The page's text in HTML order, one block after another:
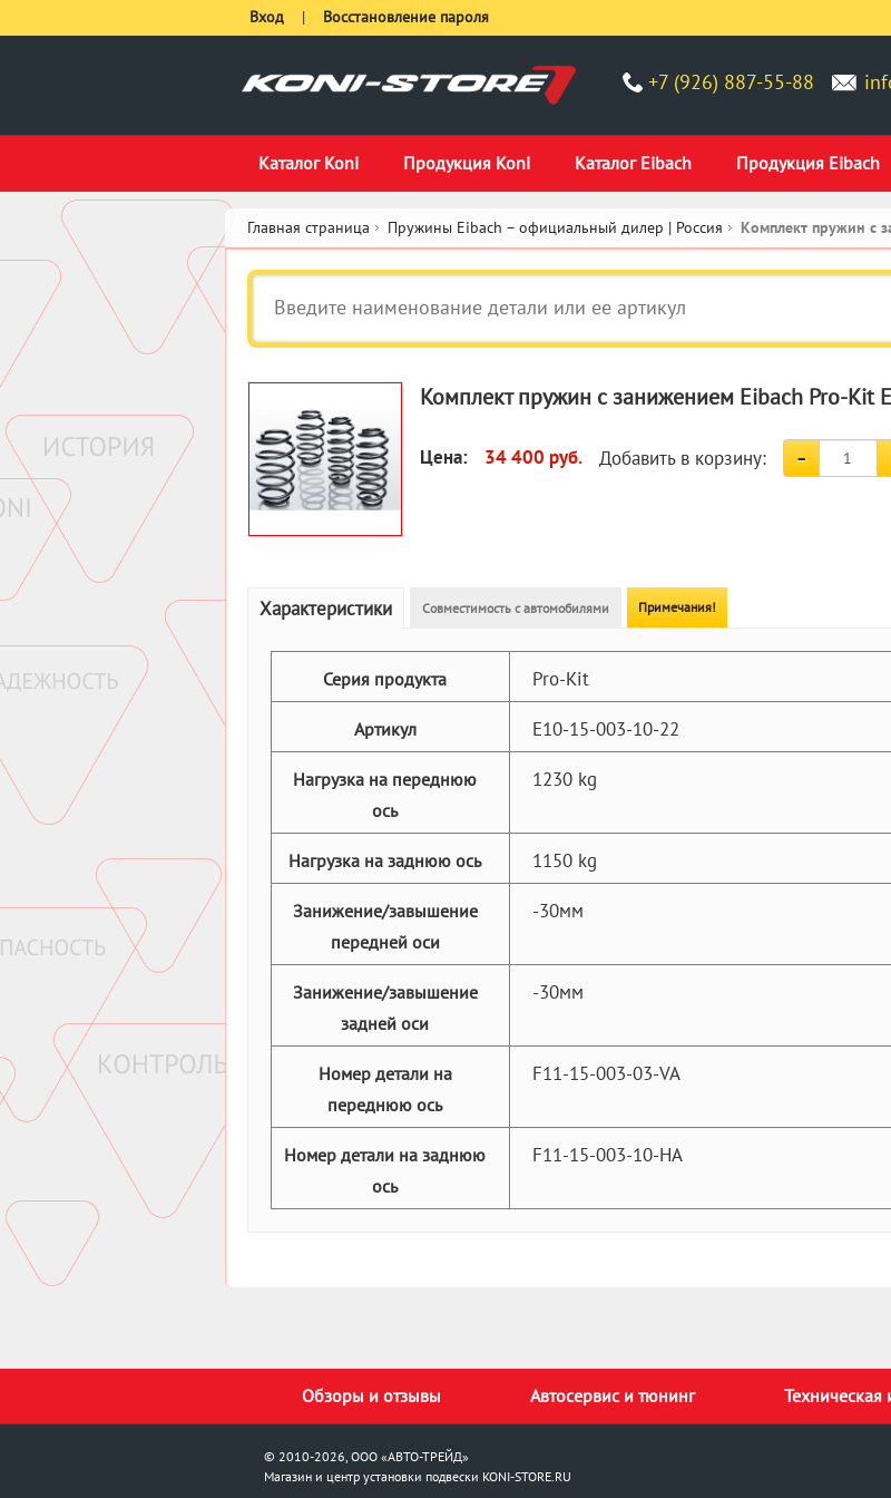
+7 (926) 887-55-88
Каталог Koni Продукция Koni Каталог Eibach Продукция Eibach
Вход | Восстановление пароля
Главная страница Пружины Eibach – официальный дилер | Россия Комплект пружин с
Комплект пружин с занижением Eibach Pro-Kit
Цена: 34 400 руб. Добавить в корзину:
Характеристики Совместимость с автомобилями Примечания!
Серия продукта Pro-Kit
Артикул E10-15-003-10-22
Нагрузка на переднюю
ось
1230 kg
Нагрузка на заднюю ось 1150 kg
Занижение/завышение
передней оси
-30мм
Занижение/завышение
задней оси
-30мм
Номер детали на
переднюю ось
F11-15-003-03-VA
Номер детали на заднюю
ось
F11-15-003-10-HA
Обзоры и отзывы Автосервис и тюнинг
© 2010-2026, ООО «АВТО-ТРЕЙД»
Магазин и центр установки подвески KONI-STORE.RU